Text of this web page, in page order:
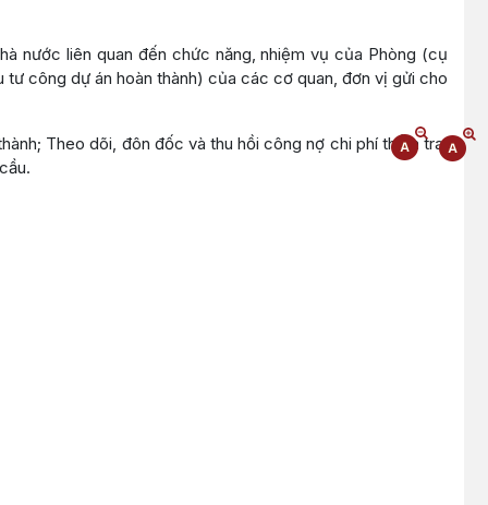
nước liên quan đến chức năng, nhiệm vụ của Phòng (cụ
công dự án hoàn thành) của các cơ quan, đơn vị gửi cho
Theo dõi, đôn đốc và thu hồi công nợ chi phí thẩm tra,